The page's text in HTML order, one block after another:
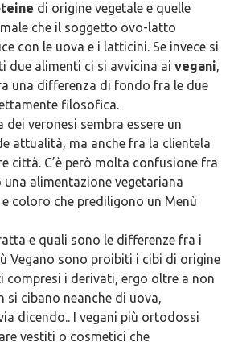
di origine vegetale e quelle
che il soggetto ovo-latto
con le uova e i latticini. Se invece si
due alimenti ci si avvicina ai vegani,
una differenza di fondo fra le due
filosofica.
dei veronesi sembra essere un
attualità, ma anche fra la clientela
città. C’è però molta confusione fra
alimentazione vegetariana
coloro che prediligono un Menù
e quali sono le differenze fra i
Vegano sono proibiti i cibi di origine
compresi i derivati, ergo oltre a non
si cibano neanche di uova,
dicendo.. I vegani più ortodossi
vestiti o cosmetici che